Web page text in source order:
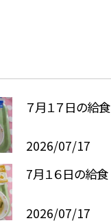
７月１７日の給食
2026/07/17
7月１６日の給食
2026/07/17